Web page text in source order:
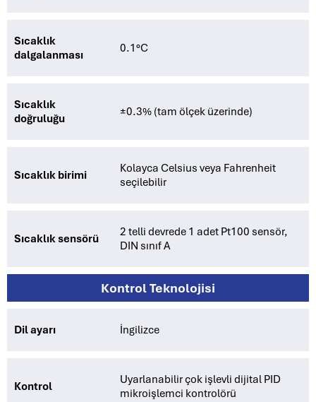
Sıcaklık
dalgalanması
0.1°C
Sıcaklık
doğruluğu
±0.3% (tam ölçek üzerinde)
Sıcaklık birimi
Kolayca Celsius veya Fahrenheit
seçilebilir
Sıcaklık sensörü
2 telli devrede 1 adet Pt100 sensör,
DIN sınıf A
Kontrol Teknolojisi
Dil ayarı İngilizce
Kontrol
Uyarlanabilir çok işlevli dijital PID
mikroişlemci kontrolörü